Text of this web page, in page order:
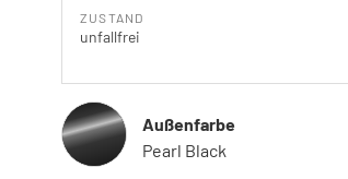
ZUSTAND
unfallfrei
Außenfarbe
Pearl Black